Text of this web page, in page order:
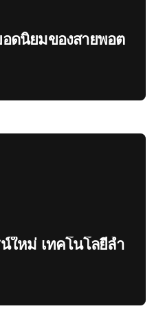
อดนิยมของสายพอต
ใหม่ เทคโนโลยีล้ำ